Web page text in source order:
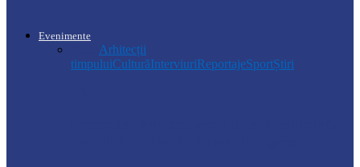
Evenimente
Arhitecții
timpuluiCulturăInterviuriReportajeSportȘtiri